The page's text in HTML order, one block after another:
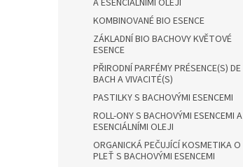
A ESENCIÁLNÍMI OLEJI
KOMBINOVANÉ BIO ESENCE
ZÁKLADNÍ BIO BACHOVY KVĚTOVÉ
ESENCE
PŘIRODNÍ PARFÉMY PRÉSENCE(S) DE
BACH A VIVACITÉ(S)
PASTILKY S BACHOVÝMI ESENCEMI
ROLL-ONY S BACHOVÝMI ESENCEMI A
ESENCIÁLNÍMI OLEJI
ORGANICKÁ PEČUJÍCÍ KOSMETIKA O
PLEŤ S BACHOVÝMI ESENCEMI